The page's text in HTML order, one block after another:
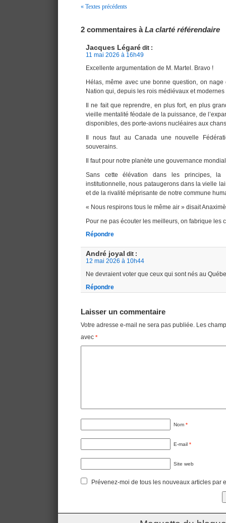
« Textes précédents
2 commentaires àLa clarté référendaire
Jacques Légaré dit :
11 mai 2026 à 16h49
Excellente argumentation de M. Martel. Bravo !
Hélas, même avec une bonne question, on nage
Nation qui, depuis les rois médiévaux et modernes
Il ne fait que reprendre, en plus fort, en plus
vieille mentalité féodale de la puissance, de
disponibles, des porte-avions nucléaires aux
Il nous faut au Canada une nouvelle
souverains.
Il faut pour notre planète une gouvernance
Sans cette élévation dans les principes, la
institutionnelle, nous pataugerons dans la vielle
et de la rivalité méprisante de notre commune
« Nous respirons tous le même air » disait
Pour ne pas écouter les meilleurs, on fabrique les
Répondre
André joyal dit :
12 mai 2026 à 10h44
Ne devraient voter que ceux qui sont nés au
Répondre
Laisser un commentaire
Votre adresse e-mail ne sera pas publiée. Les
avec *
Nom *
E-mail *
Site web
Prévenez-moi de tous les nouveaux articles par